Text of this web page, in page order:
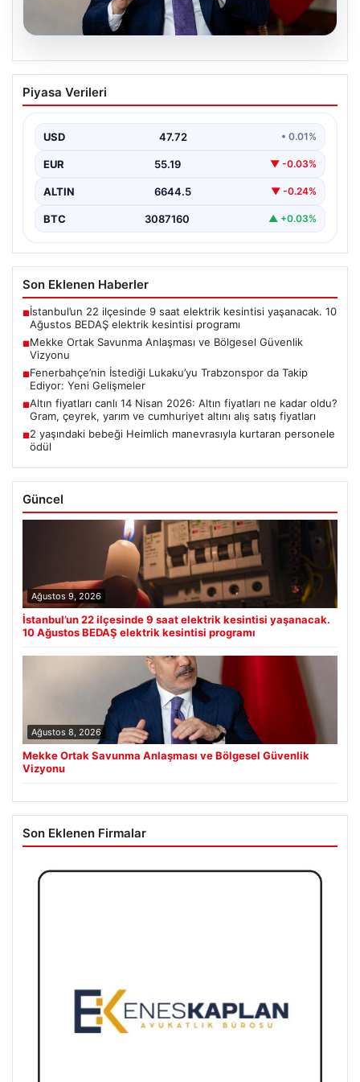
Mekke Ortak Savunma Anlaşması ve
Bölgesel Güvenlik Vizyonu
yapısını güçlendirmeyi hedefleyen yeni bir girişim
olarak dikkat…
Piyasa Verileri
USD 47.72 • 0.01%
EUR 55.19 ▼ -0.03%
ALTIN 6644.5 ▼ -0.24%
BTC 3087160 ▲ +0.03%
Son Eklenen Haberler
■İstanbul’un 22 ilçesinde 9 saat elektrik kesintisi yaşanacak. 10
Ağustos BEDAŞ elektrik kesintisi programı
■Mekke Ortak Savunma Anlaşması ve Bölgesel Güvenlik
Vizyonu
■Fenerbahçe’nin İstediği Lukaku’yu Trabzonspor da Takip
Ediyor: Yeni Gelişmeler
■Altın fiyatları canlı 14 Nisan 2026: Altın fiyatları ne kadar oldu?
Gram, çeyrek, yarım ve cumhuriyet altını alış satış fiyatları
■2 yaşındaki bebeği Heimlich manevrasıyla kurtaran personele
ödül
Güncel
Ağustos 9, 2026
İstanbul’un 22 ilçesinde 9 saat elektrik kesintisi yaşanacak.
10 Ağustos BEDAŞ elektrik kesintisi programı
Ağustos 8, 2026
Mekke Ortak Savunma Anlaşması ve Bölgesel Güvenlik
Vizyonu
Son Eklenen Firmalar